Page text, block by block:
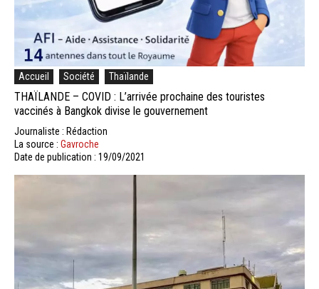
Accueil Société Thaïlande
THAÏLANDE – COVID : L’arrivée prochaine des touristes
vaccinés à Bangkok divise le gouvernement
Journaliste : Rédaction
La source : Gavroche
Date de publication : 19/09/2021